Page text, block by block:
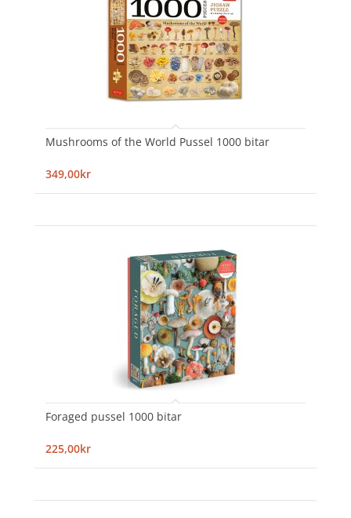
Mushrooms of the World Pussel 1000 bitar
349,00kr
Foraged pussel 1000 bitar
225,00kr